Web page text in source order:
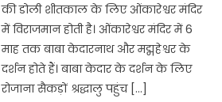
की डोली शीतकाल के लिए ओंकारेश्वर मंदिर
में विराजमान होती है। ओंकारेश्वर मंदिर में 6
माह तक बाबा केदारनाथ और मद्महेश्वर के
दर्शन होते हैं। बाबा केदार के दर्शन के लिए
रोजाना सैकड़ों श्रद्धालु पहुंच […]